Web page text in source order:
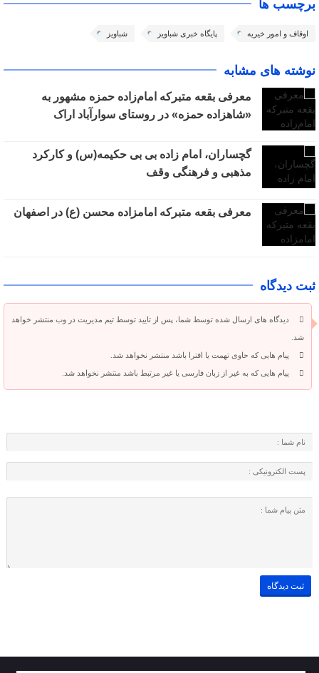
برچسب ها
اوقاف و امور خیریه پایگاه خبری شباویز شباویز
نوشته های مشابه
معرفی بقعه متبرکه امام‌زاده حمزه مشهور به
«شاهزاده حمزه» در روستای سوارآباد اراک
گچساران، امام زاده بی بی حکیمه(س) و کارکرد
مذهبی و فرهنگی وقف
معرفی بقعه متبرکه امامزاده محسن (ع) در اصفهان
ثبت دیدگاه
دیدگاه های ارسال شده توسط شما، پس از تایید توسط تیم مدیریت در وب منتشر خواهد
شد.
پیام هایی که حاوی تهمت یا افترا باشد منتشر نخواهد شد.
پیام هایی که به غیر از زبان فارسی یا غیر مرتبط باشد منتشر نخواهد شد.